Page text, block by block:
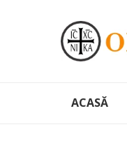
ACASĂ